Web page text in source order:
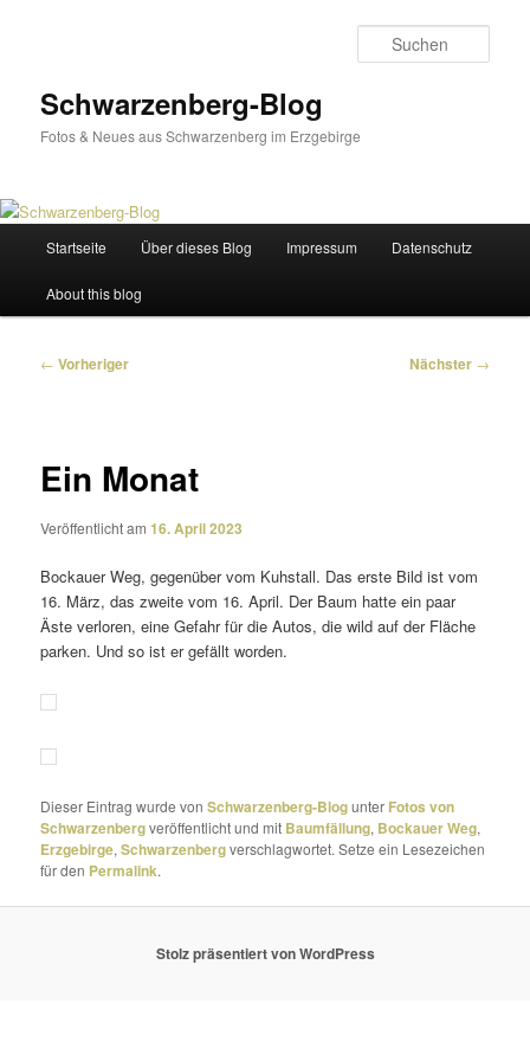
Schwarzenberg-Blog
Fotos & Neues aus Schwarzenberg im Erzgebirge
Startseite Über dieses Blog Impressum Datenschutz
About this blog
Beitragsnavigation
← Vorheriger Nächster →
Ein Monat
Veröffentlicht am16. April 2023
Bockauer Weg, gegen­über vom Kuhstall. Das erste Bild ist vom
16. März, das zweite vom 16. April. Der Baum hatte ein paar
Äste verloren, eine Gefahr für die Autos, die wild auf der Fläche
parken. Und so ist er gefällt worden.
Dieser Eintrag wurde vonSchwarzenberg-Blogunter Fotos von
Schwarzenbergveröffentlicht und mit Baumfällung, Bockauer Weg,
Erzgebirge,Schwarzenbergverschlagwortet. Setze ein Lesezeichen
für den Permalink.
Stolz präsentiert von WordPress